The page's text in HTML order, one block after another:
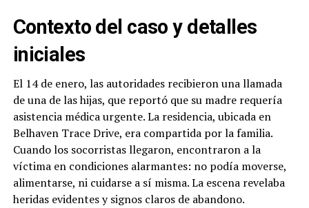
Contexto del caso y detalles
iniciales
El 14 de enero, las autoridades recibieron una llamada
de una de las hijas, que reportó que su madre requería
asistencia médica urgente. La residencia, ubicada en
Belhaven Trace Drive, era compartida por la familia.
Cuando los socorristas llegaron, encontraron a la
víctima en condiciones alarmantes: no podía moverse,
alimentarse, ni cuidarse a sí misma. La escena revelaba
heridas evidentes y signos claros de abandono.